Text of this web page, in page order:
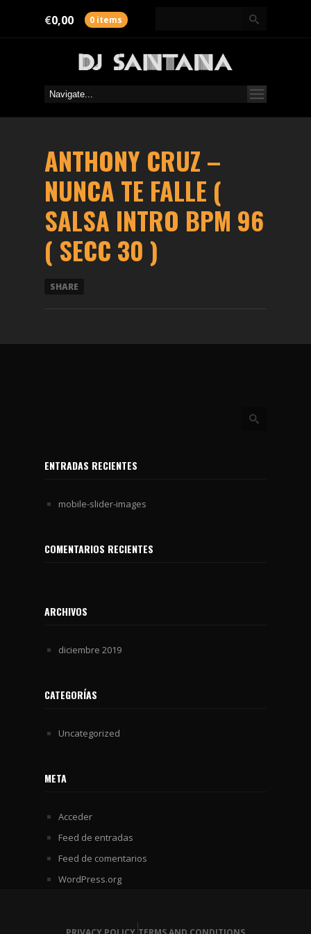
0,00
€ 0 items
ANTHONY CRUZ –
NUNCA TE FALLE (
SALSA INTRO BPM 96
( SECC 30 )
SHARE
ENTRADAS RECIENTES
mobile-slider-images
COMENTARIOS RECIENTES
ARCHIVOS
diciembre 2019
CATEGORÍAS
Uncategorized
META
Acceder
Feed de entradas
Feed de comentarios
WordPress.org